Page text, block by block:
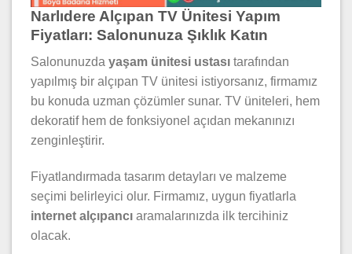
Narlıdere Alçıpan TV Ünitesi Yapım
Fiyatları: Salonunuza Şıklık Katın
Salonunuzda yaşam ünitesi ustası tarafından
yapılmış bir alçıpan TV ünitesi istiyorsanız, firmamız
bu konuda uzman çözümler sunar. TV üniteleri, hem
dekoratif hem de fonksiyonel açıdan mekanınızı
zenginleştirir.
Fiyatlandırmada tasarım detayları ve malzeme
seçimi belirleyici olur. Firmamız, uygun fiyatlarla
internet alçıpancı aramalarınızda ilk tercihiniz
olacak.